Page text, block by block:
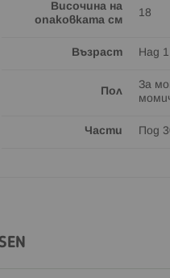
Височина на
опаковката см
18
Възраст Над 1
Пол
За
Части Под